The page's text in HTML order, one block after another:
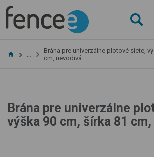
…
Brána pre univerzálne plotové siete,
cm, nevodivá
Brána pre univerzálne
výška 90 cm, šírka 81